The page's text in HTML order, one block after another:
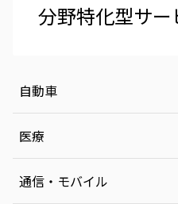
分野特化型サー
自動車
医療
通信・モバイル